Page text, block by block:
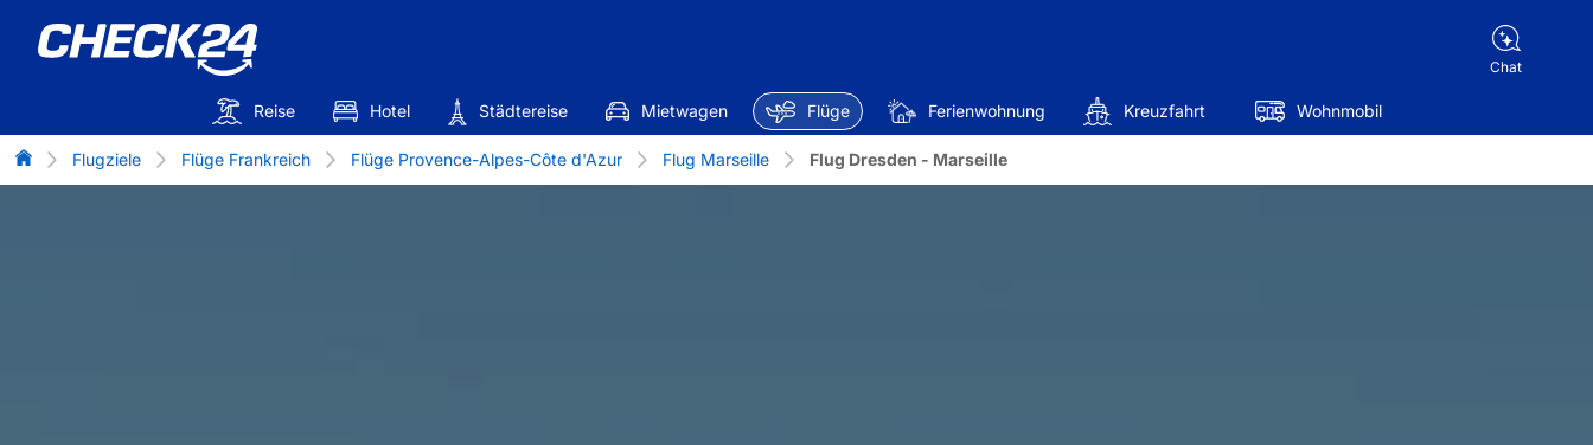
Chat
Reise Hotel Städtereise Mietwagen Flüge Ferienwohnung Kreuzfahrt Wohnmobil
Flug-Vergleich
Flugziele Flüge Frankreich Flüge Provence-Alpes-Côte d'Azur Flug Marseille Flug Dresden - Marseille